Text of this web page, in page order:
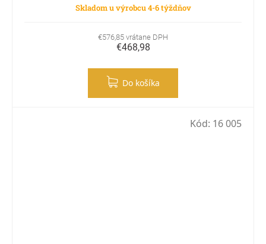
Skladom u výrobcu 4-6 týždňov
€576,85 vrátane DPH
€468,98
Do košíka
Kód: 16 005